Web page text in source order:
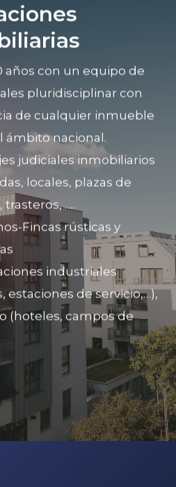
años con un equipo de
pluridisciplinar con
de cualquier inmueble
ámbito nacional.
judiciales inmobiliarios
locales, plazas de
trasteros, ….
Fincas rústicas y
industriales
estaciones de servicio,…),
(hoteles, campos de